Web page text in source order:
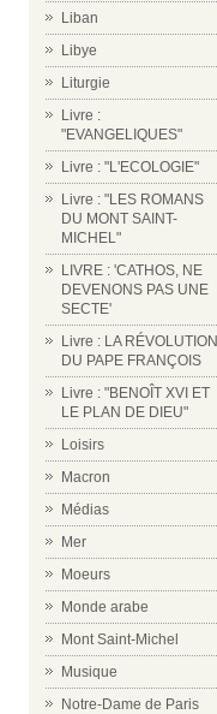
Liban
Libye
Liturgie
Livre :
"EVANGELIQUES"
Livre : "L'ECOLOGIE"
Livre : "LES ROMANS
DU MONT SAINT-
MICHEL"
LIVRE : 'CATHOS, NE
DEVENONS PAS UNE
SECTE'
Livre : LA RÉVOLUTION
DU PAPE FRANÇOIS
Livre : "BENOÎT XVI ET
LE PLAN DE DIEU"
Loisirs
Macron
Médias
Mer
Moeurs
Monde arabe
Mont Saint-Michel
Musique
Notre-Dame de Paris